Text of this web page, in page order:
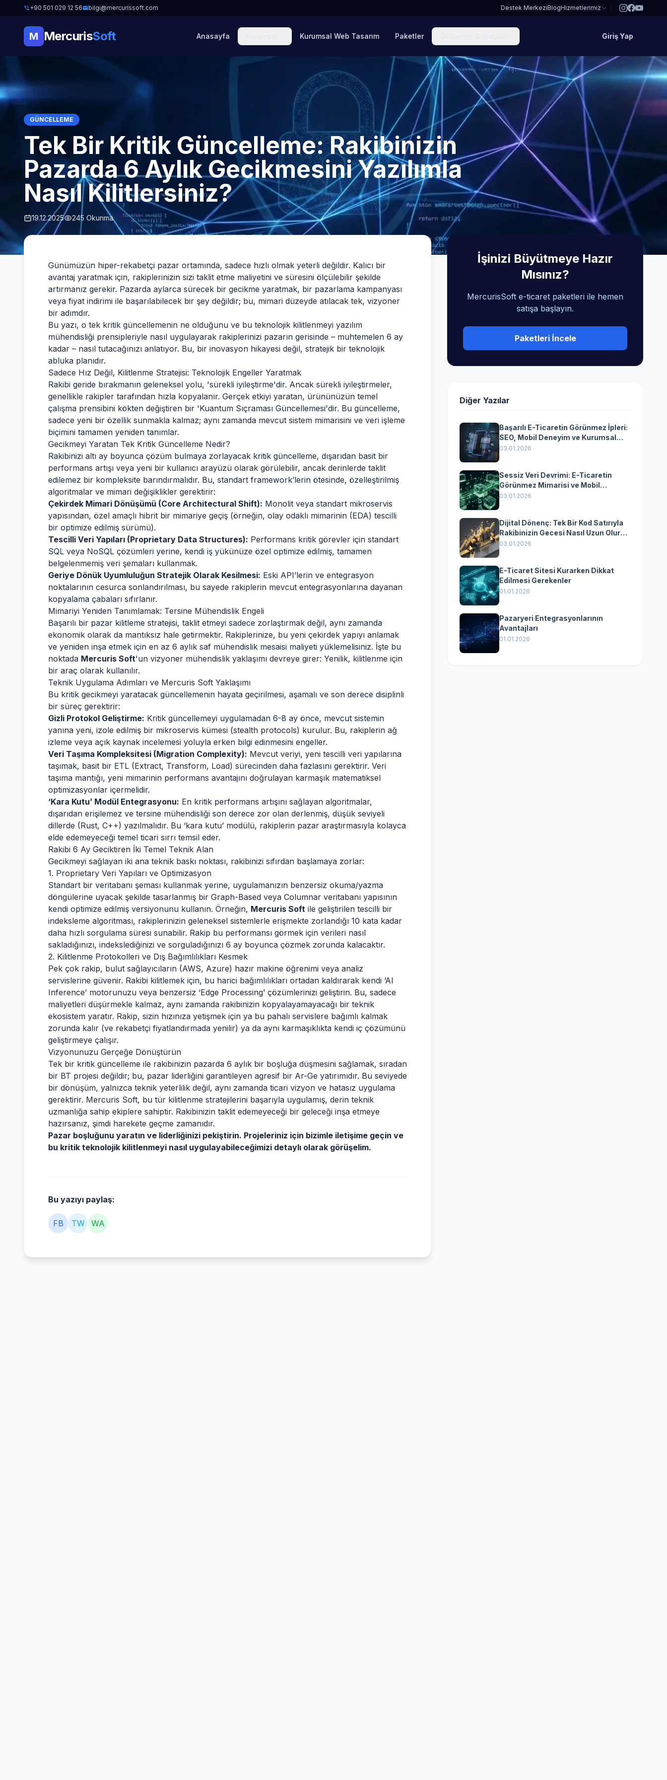
+90 501 029 12 56 bilgi@mercurissoft.com Destek MerkeziBlogHizmetlerimiz
M MercurisSoft Anasayfa Kurumsal Web Tasarım Paketler Giriş Yap
GÜNCELLEME
Tek Bir Kritik Güncelleme: Rakibinizin
Pazarda 6 Aylık Gecikmesini Yazılımla
Nasıl Kilitlersiniz?
19.12.2025 245 Okunma
Günümüzün hiper-rekabetçi pazar ortamında, sadece hızlı olmak yeterli değildir. Kalıcı bir
avantaj yaratmak için, rakiplerinizin sizi taklit etme maliyetini ve süresini ölçülebilir şekilde
artırmanız gerekir. Pazarda aylarca sürecek bir gecikme yaratmak, bir pazarlama kampanyası
veya fiyat indirimi ile başarılabilecek bir şey değildir; bu, mimari düzeyde atılacak tek, vizyoner
bir adımdır.
Bu yazı, o tek kritik güncellemenin ne olduğunu ve bu teknolojik kilitlenmeyi yazılım
mühendisliği prensipleriyle nasıl uygulayarak rakiplerinizi pazarın gerisinde – muhtemelen 6 ay
kadar – nasıl tutacağınızı anlatıyor. Bu, bir inovasyon hikayesi değil, stratejik bir teknolojik
abluka planıdır.
Sadece Hız Değil, Kilitlenme Stratejisi: Teknolojik Engeller Yaratmak
Rakibi geride bırakmanın geleneksel yolu, 'sürekli iyileştirme'dir. Ancak sürekli iyileştirmeler,
genellikle rakipler tarafından hızla kopyalanır. Gerçek etkiyi yaratan, ürününüzün temel
çalışma prensibini kökten değiştiren bir 'Kuantum Sıçraması Güncellemesi'dir. Bu güncelleme,
sadece yeni bir özellik sunmakla kalmaz; aynı zamanda mevcut sistem mimarisini ve veri işleme
biçimini tamamen yeniden tanımlar.
Gecikmeyi Yaratan Tek Kritik Güncelleme Nedir?
Rakibinizi altı ay boyunca çözüm bulmaya zorlayacak kritik güncelleme, dışarıdan basit bir
performans artışı veya yeni bir kullanıcı arayüzü olarak görülebilir, ancak derinlerde taklit
edilemez bir kompleksite barındırmalıdır. Bu, standart framework’lerin ötesinde, özelleştirilmiş
algoritmalar ve mimari değişiklikler gerektirir:
Çekirdek Mimari Dönüşümü (Core Architectural Shift): Monolit veya standart mikroservis
yapısından, özel amaçlı hibrit bir mimariye geçiş (örneğin, olay odaklı mimarinin (EDA) tescilli
bir optimize edilmiş sürümü).
Tescilli Veri Yapıları (Proprietary Data Structures): Performans kritik görevler için standart
SQL veya NoSQL çözümleri yerine, kendi iş yükünüze özel optimize edilmiş, tamamen
belgelenmemiş veri şemaları kullanmak.
Geriye Dönük Uyumluluğun Stratejik Olarak Kesilmesi: Eski API’lerin ve entegrasyon
noktalarının cesurca sonlandırılması, bu sayede rakiplerin mevcut entegrasyonlarına dayanan
kopyalama çabaları sıfırlanır.
Mimariyi Yeniden Tanımlamak: Tersine Mühendislik Engeli
Başarılı bir pazar kilitleme stratejisi, taklit etmeyi sadece zorlaştırmak değil, aynı zamanda
ekonomik olarak da mantıksız hale getirmektir. Rakiplerinize, bu yeni çekirdek yapıyı anlamak
ve yeniden inşa etmek için en az 6 aylık saf mühendislik mesaisi maliyeti yüklemelisiniz. İşte bu
noktada Mercuris Soft'un vizyoner mühendislik yaklaşımı devreye girer: Yenilik, kilitlenme için
bir araç olarak kullanılır.
Teknik Uygulama Adımları ve Mercuris Soft Yaklaşımı
Bu kritik gecikmeyi yaratacak güncellemenin hayata geçirilmesi, aşamalı ve son derece disiplinli
bir süreç gerektirir:
Gizli Protokol Geliştirme: Kritik güncellemeyi uygulamadan 6-8 ay önce, mevcut sistemin
yanına yeni, izole edilmiş bir mikroservis kümesi (stealth protocols) kurulur. Bu, rakiplerin ağ
izleme veya açık kaynak incelemesi yoluyla erken bilgi edinmesini engeller.
Veri Taşıma Kompleksitesi (Migration Complexity): Mevcut veriyi, yeni tescilli veri yapılarına
taşımak, basit bir ETL (Extract, Transform, Load) sürecinden daha fazlasını gerektirir. Veri
taşıma mantığı, yeni mimarinin performans avantajını doğrulayan karmaşık matematiksel
optimizasyonlar içermelidir.
‘Kara Kutu’ Modül Entegrasyonu: En kritik performans artışını sağlayan algoritmalar,
dışarıdan erişilemez ve tersine mühendisliği son derece zor olan derlenmiş, düşük seviyeli
dillerde (Rust, C++) yazılmalıdır. Bu ‘kara kutu’ modülü, rakiplerin pazar araştırmasıyla kolayca
elde edemeyeceği temel ticari sırrı temsil eder.
Rakibi 6 Ay Geciktiren İki Temel Teknik Alan
Gecikmeyi sağlayan iki ana teknik baskı noktası, rakibinizi sıfırdan başlamaya zorlar:
1. Proprietary Veri Yapıları ve Optimizasyon
Standart bir veritabanı şeması kullanmak yerine, uygulamanızın benzersiz okuma/yazma
döngülerine uyacak şekilde tasarlanmış bir Graph-Based veya Columnar veritabanı yapısının
kendi optimize edilmiş versiyonunu kullanın. Örneğin, Mercuris Soft ile geliştirilen tescilli bir
indeksleme algoritması, rakiplerinizin geleneksel sistemlerle erişmekte zorlandığı 10 kata kadar
daha hızlı sorgulama süresi sunabilir. Rakip bu performansı görmek için verileri nasıl
sakladığınızı, indekslediğinizi ve sorguladığınızı 6 ay boyunca çözmek zorunda kalacaktır.
2. Kilitlenme Protokolleri ve Dış Bağımlılıkları Kesmek
Pek çok rakip, bulut sağlayıcıların (AWS, Azure) hazır makine öğrenimi veya analiz
servislerine güvenir. Rakibi kilitlemek için, bu harici bağımlılıkları ortadan kaldırarak kendi ‘AI
Inference’ motorunuzu veya benzersiz ‘Edge Processing’ çözümlerinizi geliştirin. Bu, sadece
maliyetleri düşürmekle kalmaz, aynı zamanda rakibinizin kopyalayamayacağı bir teknik
ekosistem yaratır. Rakip, sizin hızınıza yetişmek için ya bu pahalı servislere bağımlı kalmak
zorunda kalır (ve rekabetçi fiyatlandırmada yenilir) ya da aynı karmaşıklıkta kendi iç çözümünü
geliştirmeye çalışır.
Vizyonunuzu Gerçeğe Dönüştürün
Tek bir kritik güncelleme ile rakibinizin pazarda 6 aylık bir boşluğa düşmesini sağlamak, sıradan
bir BT projesi değildir; bu, pazar liderliğini garantileyen agresif bir Ar-Ge yatırımıdır. Bu seviyede
bir dönüşüm, yalnızca teknik yeterlilik değil, aynı zamanda ticari vizyon ve hatasız uygulama
gerektirir. Mercuris Soft, bu tür kilitlenme stratejilerini başarıyla uygulamış, derin teknik
uzmanlığa sahip ekiplere sahiptir. Rakibinizin taklit edemeyeceği bir geleceği inşa etmeye
hazırsanız, şimdi harekete geçme zamanıdır.
Pazar boşluğunu yaratın ve liderliğinizi pekiştirin. Projeleriniz için bizimle iletişime geçin ve
bu kritik teknolojik kilitlenmeyi nasıl uygulayabileceğimizi detaylı olarak görüşelim.
Bu yazıyı paylaş:
FB TW WA
İşinizi Büyütmeye Hazır
Mısınız?
MercurisSoft e-ticaret paketleri ile hemen
satışa başlayın.
Paketleri İncele
Diğer Yazılar
Başarılı E-Ticaretin Görünmez İpleri:
SEO, Mobil Deneyim ve Kurumsal
Yazılımın Kazandıran
03.01.2026
Sessiz Veri Devrimi: E-Ticaretin
Görünmez Mimarisi ve Mobil
Dönüşümün Kurumsal Anahtarı
03.01.2026
Dijital Dönenç: Tek Bir Kod Satırıyla
Rakibinizin Gecesi Nasıl Uzun Olur?
(Kurumsal Yazılımın Güçlü Rolü)
03.01.2026
E-Ticaret Sitesi Kurarken Dikkat
Edilmesi Gerekenler
01.01.2026
Pazaryeri Entegrasyonlarının
Avantajları
01.01.2026